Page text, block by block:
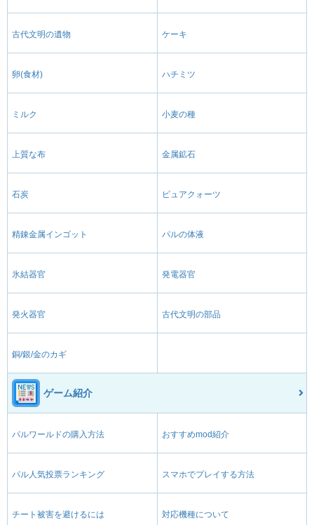
古代文明の遺物 ケーキ
卵(食材) ハチミツ
ミルク 小麦の種
上質な布 金属鉱石
石炭 ピュアクォーツ
精錬金属インゴット パルの体液
氷結器官 発電器官
発火器官 古代文明の部品
銅/銀/金のカギ
ゲーム紹介
パルワールドの購入方法 おすすめmod紹介
パル人気投票ランキング スマホでプレイする方法
チート被害を避けるには 対応機種について